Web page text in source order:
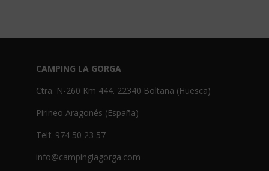
CAMPING LA GORGA
Ctra. N-260 Km 444. 22340 Boltaña (Huesca)
Pirineo Aragonés (España)
Telf. 974 50 23 57
info@campinglagorga.com